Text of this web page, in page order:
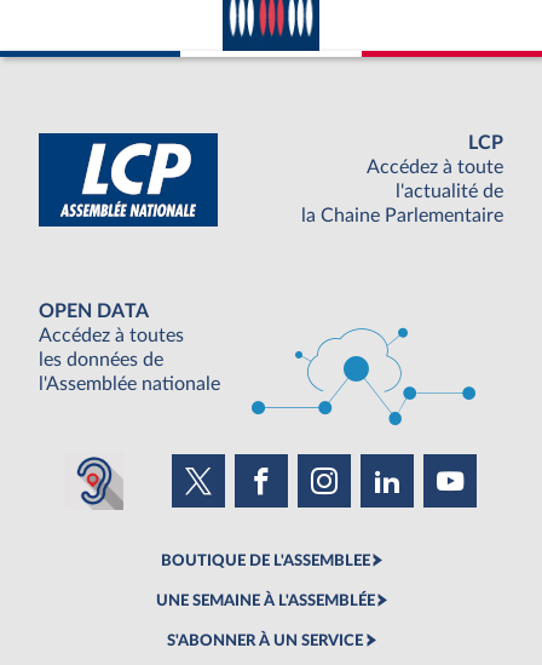
LCP
Accédez à toute
l'actualité de
la Chaine Parlementaire
OPEN DATA
Accédez à toutes
les données de
l'Assemblée nationale
BOUTIQUE DE L'ASSEMBLEE
UNE SEMAINE À L'ASSEMBLÉE
S'ABONNER À UN SERVICE